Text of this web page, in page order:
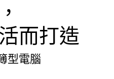
而打造
型電腦